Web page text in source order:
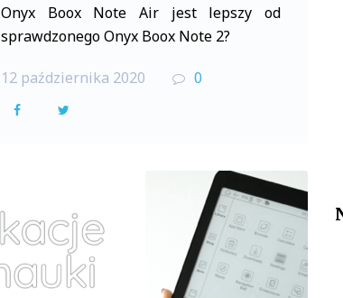
Onyx Boox Note Air jest lepszy od
sprawdzonego Onyx Boox Note 2?
12 października 2020 0
F
b
o
e